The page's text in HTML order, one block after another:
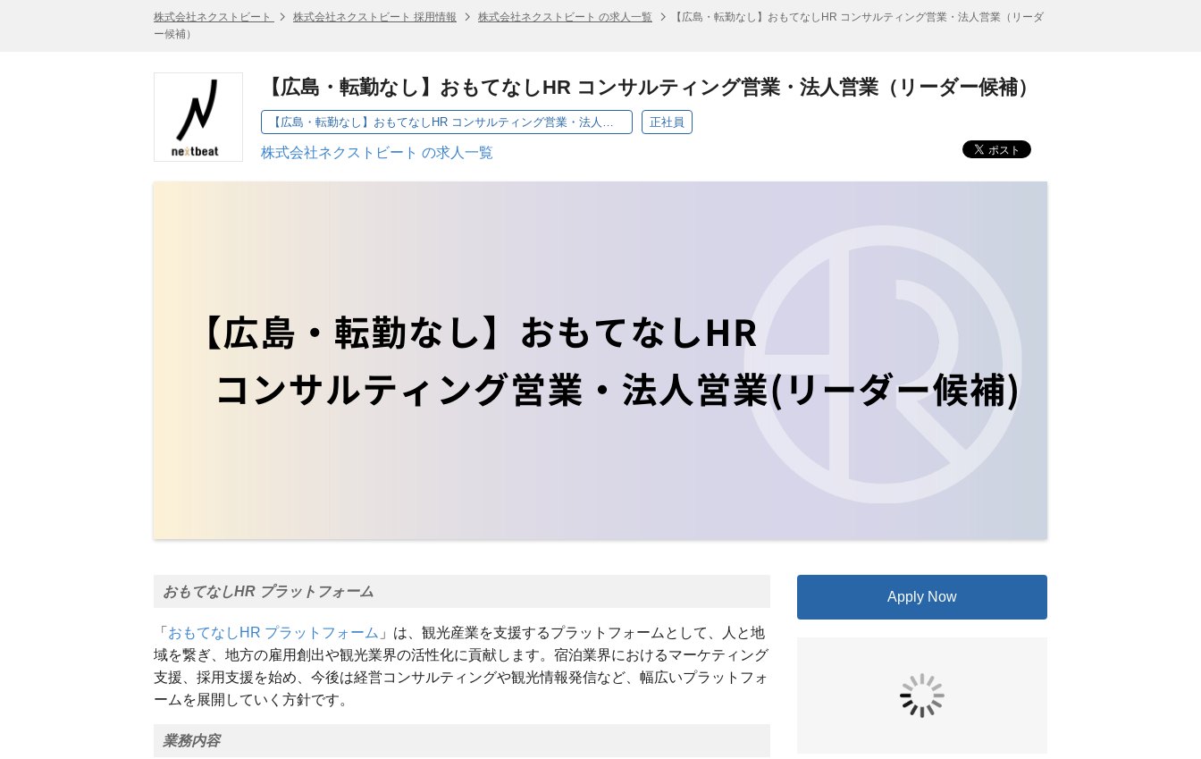
株式会社ネクストビート 株式会社ネクストビート 採用情報 株式会社ネクストビート の求人一覧
【広島・転勤なし】おもてなしHR コンサルティング営業・法人営業（リーダ
ー候補）
【広島・転勤なし】おもてなしHR コンサルティング営業・法人営業（リーダー候補）
【広島・転勤なし】おもてなしHR コンサルティング営業・法人営業（リーダー候補） 正社員
株式会社ネクストビート の求人一覧
おもてなしHR プラットフォーム
「 おもてなしHR プラットフォーム 」は、観光産業を支援するプラットフォームとして、人と地
域を繋ぎ、地方の雇用創出や観光業界の活性化に貢献します。宿泊業界におけるマーケティング
支援、採用支援を始め、今後は経営コンサルティングや観光情報発信など、幅広いプラットフォ
ームを展開していく方針です。
業務内容
Apply Now